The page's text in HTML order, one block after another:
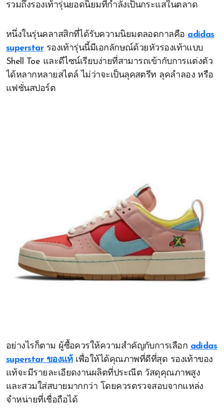
รวมถึงรองเท้ารุ่นยอดนิยมที่กำลังเป็นกระแสในตลาด
หนึ่งในรุ่นคลาสสิกที่ได้รับความนิยมตลอดกาลคือ adidas
superstarรองเท้ารุ่นนี้มีเอกลักษณ์ด้วยหัวรองเท้าแบบ
Shell Toe และดีไซน์เรียบง่ายที่สามารถเข้ากับการแต่งตัว
ได้หลากหลายสไตล์ ไม่ว่าจะเป็นลุคสตรีท ลุคลำลอง หรือ
แฟชั่นสปอร์ต
อย่างไรก็ตาม ผู้ซื้อควรให้ความสำคัญกับการเลือก adidas
superstar ของแท้เพื่อให้ได้คุณภาพที่ดีที่สุด รองเท้าของ
แท้จะมีรายละเอียดงานผลิตที่ประณีต วัสดุคุณภาพสูง
และสวมใส่สบายมากกว่า โดยควรตรวจสอบจากแหล่ง
จำหน่ายที่เชื่อถือได้